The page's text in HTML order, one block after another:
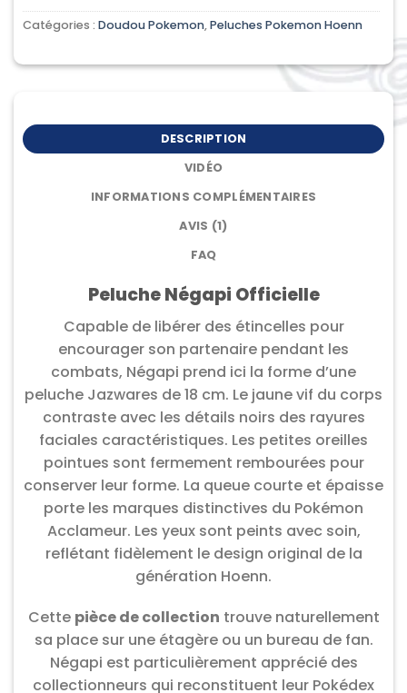
Catégories : Doudou Pokemon,Peluches Pokemon Hoenn
DESCRIPTION
VIDÉO
INFORMATIONS COMPLÉMENTAIRES
AVIS (1)
FAQ
Peluche Négapi Officielle
Capable de libérer des étincelles pour
encourager son partenaire pendant les
combats, Négapi prend ici la forme d’une
peluche Jazwares de 18 cm. Le jaune vif du corps
contraste avec les détails noirs des rayures
faciales caractéristiques. Les petites oreilles
pointues sont fermement rembourées pour
conserver leur forme. La queue courte et épaisse
porte les marques distinctives du Pokémon
Acclameur. Les yeux sont peints avec soin,
reflétant fidèlement le design original de la
génération Hoenn.
Cette pièce de collection trouve naturellement
sa place sur une étagère ou un bureau de fan.
Négapi est particulièrement apprécié des
collectionneurs qui reconstituent leur Pokédex